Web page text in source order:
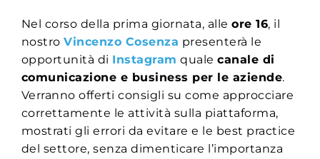
Nel corso della prima giornata, alleore 16, il
nostroVincenzo Cosenza presenterà le
opportunità di Instagram qualecanale di
comunicazione e business per le aziende.
Verranno offerti consigli su come approcciare
correttamente le attività sulla piattaforma,
mostrati gli errori da evitare e le best practice
del settore, senza dimenticare l’importanza